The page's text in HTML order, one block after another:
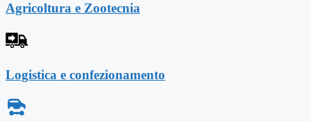
Agricoltura e Zootecnia
Logistica e confezionamento